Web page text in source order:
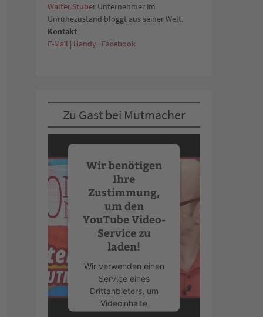
Walter Stuber Unternehmer im
Unruhezustand bloggt aus seiner Welt.
Kontakt
E-Mail | Handy | Facebook
Zu Gast bei Mutmacher
Wir benötigen
Ihre
Zustimmung,
um den
YouTube Video-
Service zu
laden!
Wir verwenden einen
Service eines
Drittanbieters, um
Videoinhalte